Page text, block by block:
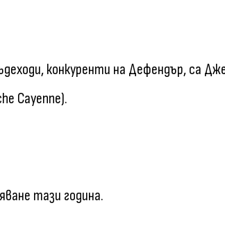
конкуренти на Дефендър, са
Cayenne).
тази година.